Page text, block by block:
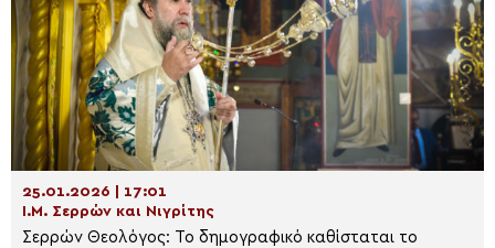
25.01.2026 | 17:01
Ι.Μ. Σερρών και Νιγρίτης
Σερρών Θεολόγος: Το δημογραφικό καθίσταται το